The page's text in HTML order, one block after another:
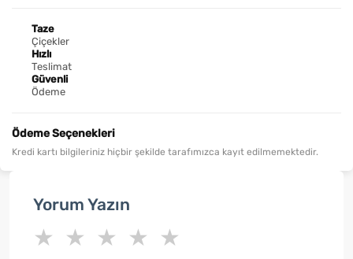
Taze
Çiçekler
Hızlı
Teslimat
Güvenli
Ödeme
Ödeme Seçenekleri
Kredi kartı bilgileriniz hiçbir şekilde tarafımızca kayıt edilmemektedir.
Yorum Yazın